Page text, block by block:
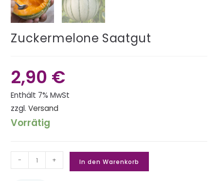
Zuckermelone Saatgut
2,90 €
Enthält 7% MwSt
zzgl.Versand
Vorrätig
- + In den Warenkorb